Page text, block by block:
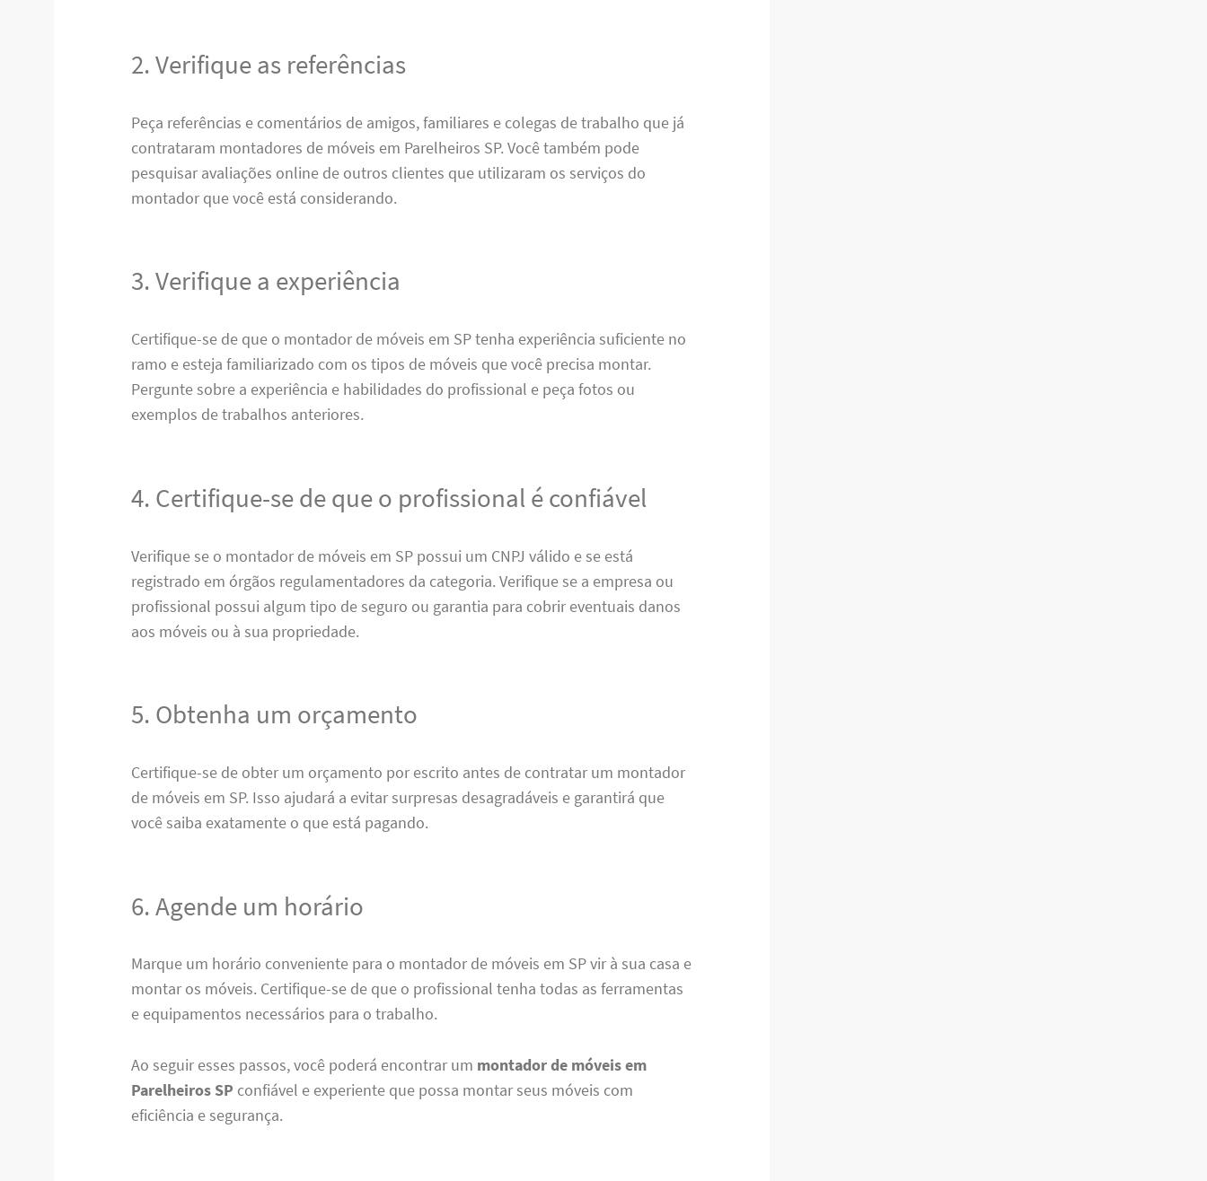
2. Verifique as referências
Peça referências e comentários de amigos, familiares e colegas de trabalho que já
contrataram montadores de móveis em Parelheiros SP. Você também pode
pesquisar avaliações online de outros clientes que utilizaram os serviços do
montador que você está considerando.
3. Verifique a experiência
Certifique-se de que o montador de móveis em SP tenha experiência suficiente no
ramo e esteja familiarizado com os tipos de móveis que você precisa montar.
Pergunte sobre a experiência e habilidades do profissional e peça fotos ou
exemplos de trabalhos anteriores.
4. Certifique-se de que o profissional é confiável
Verifique se o montador de móveis em SP possui um CNPJ válido e se está
registrado em órgãos regulamentadores da categoria. Verifique se a empresa ou
profissional possui algum tipo de seguro ou garantia para cobrir eventuais danos
aos móveis ou à sua propriedade.
5. Obtenha um orçamento
Certifique-se de obter um orçamento por escrito antes de contratar um montador
de móveis em SP. Isso ajudará a evitar surpresas desagradáveis ​​e garantirá que
você saiba exatamente o que está pagando.
6. Agende um horário
Marque um horário conveniente para o montador de móveis em SP vir à sua casa e
montar os móveis. Certifique-se de que o profissional tenha todas as ferramentas
e equipamentos necessários para o trabalho.
Ao seguir esses passos, você poderá encontrar um montador de móveis em
Parelheiros SP confiável e experiente que possa montar seus móveis com
eficiência e segurança.